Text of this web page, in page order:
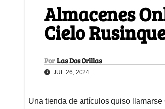
Almacenes
Cielo
Por Las Dos Orillas
JUL 26, 2024
Una tienda de artículos quiso